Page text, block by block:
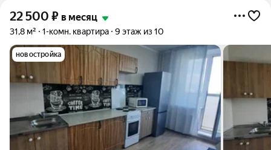
22 500 ₽ в месяц
31,8 м² 1-комн. квартира 9 этаж из 10
новостройка